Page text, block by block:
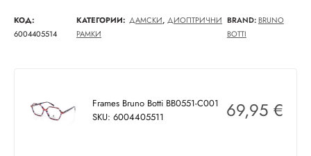
КОД:
6004405514
КАТЕГОРИИ: ДАМСКИ,ДИОПТРИЧНИ
РАМКИ
BRAND: BRUNO
BOTTI
Frames Bruno Botti BB0551-C001
SKU: 6004405511
69,95 €